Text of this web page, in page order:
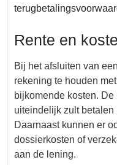
Rente en
Bij het afsluiten van
rekening te houden
bijkomende kosten.
uiteindelijk zult
Daarnaast kunnen er
dossierkosten of
aan de lening.